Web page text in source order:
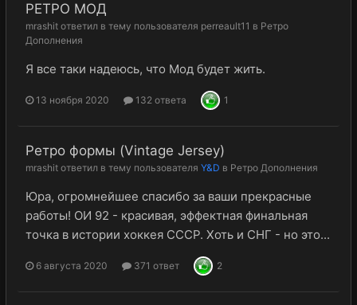
РЕТРО МОД
mrashit ответил в тему пользователя perreault11 в Ретро
Дополнения
Я все таки надеюсь, что Мод будет жить.
13 ноября 2020 132 ответа 1
Ретро формы (Vintage Jersey)
mrashit ответил в тему пользователя Y&D в Ретро Дополнения
Юра, огромнейшее спасибо за ваши прекрасные
работы! ОИ 92 - красивая, эффектная финальная
точка в истории хоккея СССР. Хоть и СНГ - но это...
6 августа 2020 371 ответ 2